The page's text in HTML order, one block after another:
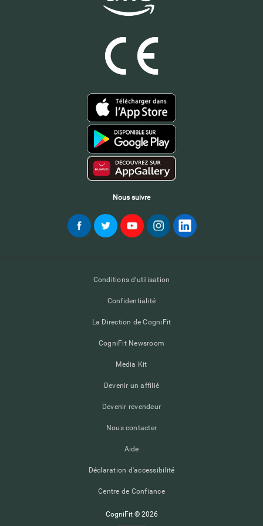
Nous suivre
Conditions d'utilisation
Confidentialité
La Direction de CogniFit
CogniFit Newsroom
Media Kit
Devenir un affilié
Devenir revendeur
Nous contacter
Aide
Déclaration d'accessibilité
Centre de Confiance
CogniFit © 2026